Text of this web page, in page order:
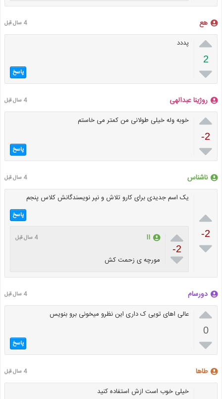
هع 4 سال قبل

2

پددد
پاسخ
روژینا عبدالهی 4 سال قبل

-2

خوبه وله خیلی طولانی من کمتر می خاستم
پاسخ
ناشناس 4 سال قبل

-2

یک اسم جدیدی برای کارو تلاش و نپر نویسندگانش کلاس پنجم
پاسخ

-2

اا 4 سال قبل
مورچه ی زحمت کش
دورسام 4 سال قبل

0

عالی اهای تویی ک داری این نظرو میخونی برو بنویس
پاسخ
طاها 4 سال قبل
خیلی خوب است ازش استفاده کنید